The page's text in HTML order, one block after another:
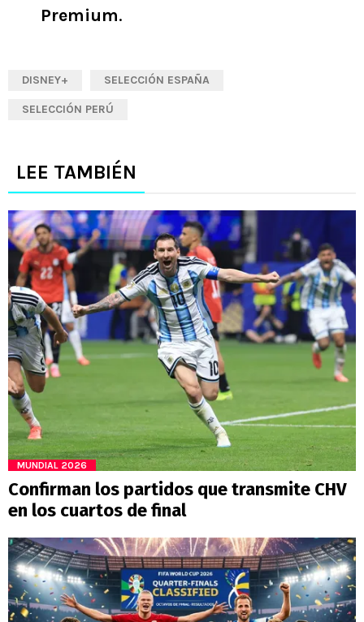
Premium.
DISNEY+ SELECCIÓN ESPAÑA
SELECCIÓN PERÚ
LEE TAMBIÉN
MUNDIAL 2026
Confirman los partidos que transmite CHV
en los cuartos de final